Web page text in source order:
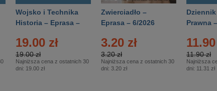
Wojsko i Technika
Historia – Eprasa –
19.00 zł
19.00 zł
Najniższa cena z ostatnich 30
dni: 19.00 zł
Zwierciadło –
Eprasa – 6/2026
3.20 zł
3.20 zł
Najniższa cena z ostatnich 30
dni: 3.20 zł
Prawna
11.90
11.90 zł
Najniższa
dni: 11.31 zł